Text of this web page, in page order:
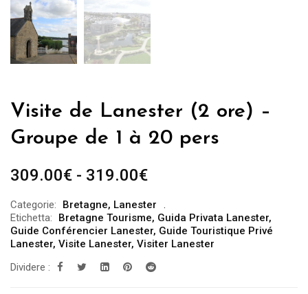
Visite de Lanester (2 ore) –
Groupe de 1 à 20 pers
309.00€ - 319.00€Fascia
prezzo:
da
309.00€
a
Categorie: Bretagne, Lanester
Etichetta:
Bretagne Tourisme, Guida Privata Lanester,
Guide Conférencier Lanester, Guide Touristique Privé
Lanester, Visite Lanester, Visiter Lanester
Dividere :